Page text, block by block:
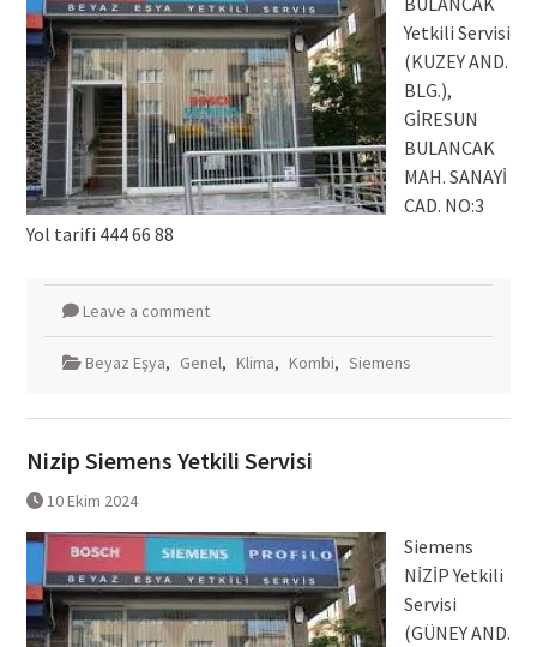
Yetkili Servisi
(KUZEY AND.
BLG.),
GİRESUN
BULANCAK
MAH. SANAYİ
CAD. NO:3
Yol tarifi 444 66 88
Leave a comment
Beyaz Eşya, Genel, Klima, Kombi, Siemens
Nizip Siemens Yetkili Servisi
10 Ekim 2024
Siemens
NİZİP Yetkili
Servisi
(GÜNEY AND.